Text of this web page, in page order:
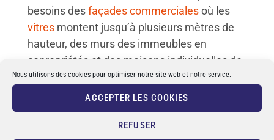
Nous utilisons des cookies pour optimiser notre site web et notre service.
ACCEPTER LES COOKIES
REFUSER
besoins desfaçades commercialesoù les
vitresmontent jusqu’à plusieurs mètres de
hauteur, des murs des immeubles en
copropriétés et des maisons individuelles de
Chambéry.
Le travail de nettoyage à l’eau osmosée peut
se faire à partir du sol grâce à des perches
télescopiques pouvant aller jusqu’à 20